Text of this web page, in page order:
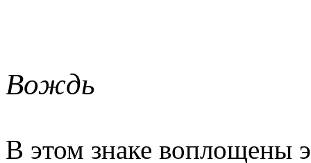
Вождь
В этом знаке воплощены